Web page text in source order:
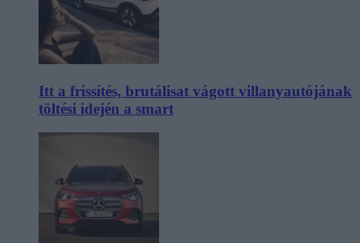
Itt a frissítés, brutálisat vágott villanyautójának
töltési idején a smart